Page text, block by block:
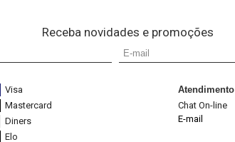
Receba novidades e promoções
Visa
Mastercard
Diners
Elo
Atendimento
Chat On-line
E-mail